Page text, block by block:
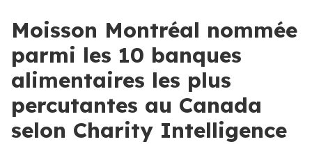
Moisson Montréal nommée
parmi les 10 banques
alimentaires les plus
percutantes au Canada
selon Charity Intelligence